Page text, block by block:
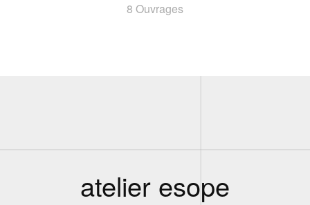
8 Ouvrages
atelier esope